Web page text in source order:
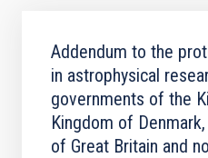
Addendum to the
in astrophysical
governments of the
Kingdom of
of Great Britain and